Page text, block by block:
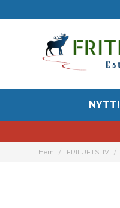
NYTT!
Hem FRILUFTSLIV